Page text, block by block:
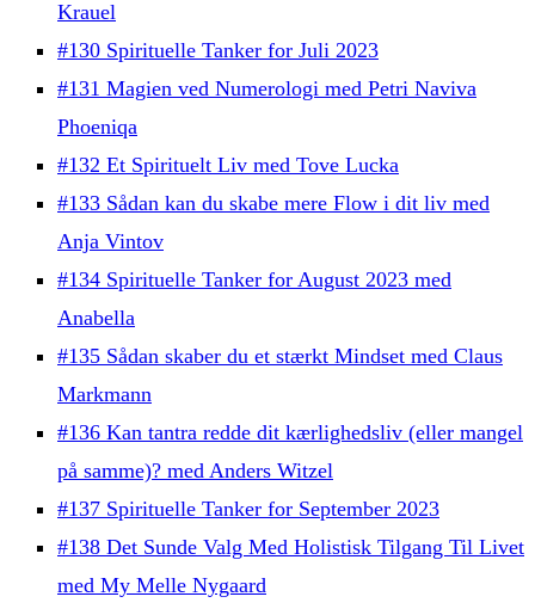
Krauel
#130 Spirituelle Tanker for Juli 2023
#131 Magien ved Numerologi med Petri Naviva
Phoeniqa
#132 Et Spirituelt Liv med Tove Lucka
#133 Sådan kan du skabe mere Flow i dit liv med
Anja Vintov
#134 Spirituelle Tanker for August 2023 med
Anabella
#135 Sådan skaber du et stærkt Mindset med Claus
Markmann
#136 Kan tantra redde dit kærlighedsliv (eller mangel
på samme)? med Anders Witzel
#137 Spirituelle Tanker for September 2023
#138 Det Sunde Valg Med Holistisk Tilgang Til Livet
med My Melle Nygaard